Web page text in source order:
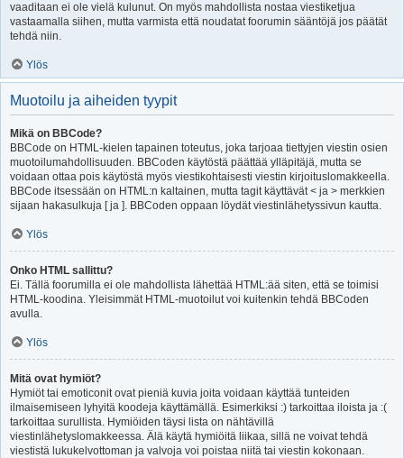
vaaditaan ei ole vielä kulunut. On myös mahdollista nostaa viestiketjua
vastaamalla siihen, mutta varmista että noudatat foorumin sääntöjä jos päätät
tehdä niin.
Ylös
Muotoilu ja aiheiden tyypit
Mikä on BBCode?
BBCode on HTML-kielen tapainen toteutus, joka tarjoaa tiettyjen viestin osien
muotoilumahdollisuuden. BBCoden käytöstä päättää ylläpitäjä, mutta se
voidaan ottaa pois käytöstä myös viestikohtaisesti viestin kirjoituslomakkeella.
BBCode itsessään on HTML:n kaltainen, mutta tagit käyttävät < ja > merkkien
sijaan hakasulkuja [ ja ]. BBCoden oppaan löydät viestinlähetyssivun kautta.
Ylös
Onko HTML sallittu?
Ei. Tällä foorumilla ei ole mahdollista lähettää HTML:ää siten, että se toimisi
HTML-koodina. Yleisimmät HTML-muotoilut voi kuitenkin tehdä BBCoden
avulla.
Ylös
Mitä ovat hymiöt?
Hymiöt tai emoticonit ovat pieniä kuvia joita voidaan käyttää tunteiden
ilmaisemiseen lyhyitä koodeja käyttämällä. Esimerkiksi :) tarkoittaa iloista ja :(
tarkoittaa surullista. Hymiöiden täysi lista on nähtävillä
viestinlähetyslomakkeessa. Älä käytä hymiöitä liikaa, sillä ne voivat tehdä
viestistä lukukelvottoman ja valvoja voi poistaa niitä tai viestin kokonaan.